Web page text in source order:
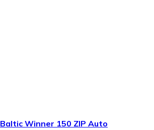
Baltic Winner 150 ZIP Auto